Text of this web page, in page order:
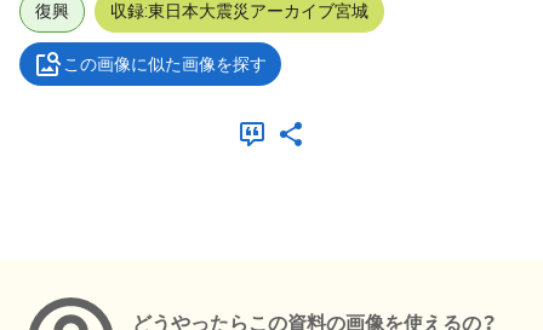
復興 収録:東日本大震災アーカイブ宮城
この画像に似た画像を探す
どうやったらこの資料の画像を使えるの？